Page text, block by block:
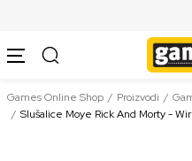
Games Online Shop Proizvodi
Slušalice Moye Rick And Morty -